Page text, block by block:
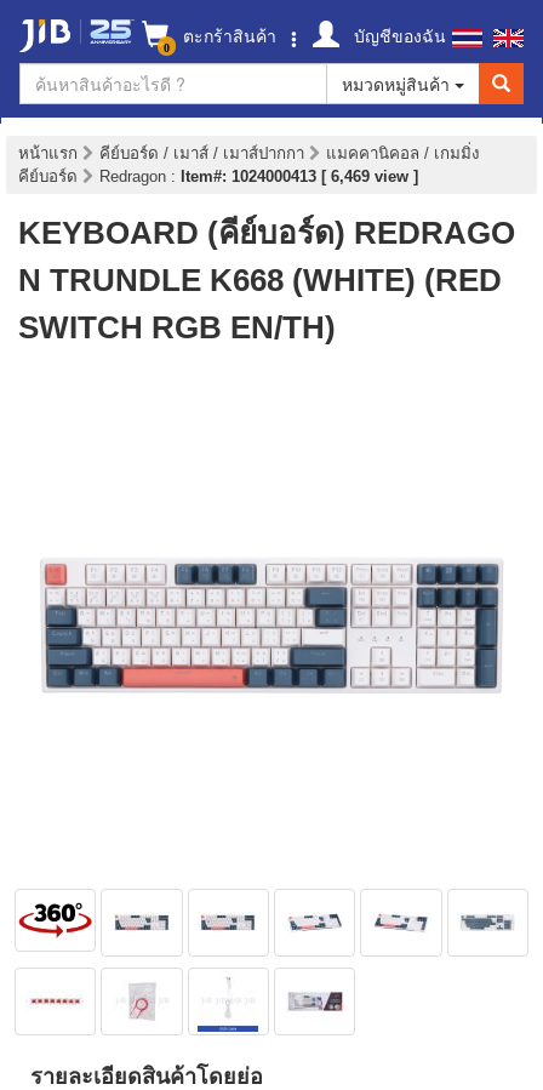
0 ตะกร้าสินค้า
บัญชีของฉัน
หมวดหมู่สินค้า
หน้าแรก คีย์บอร์ด / เมาส์ / เมาส์ปากกา
แมคคานิคอล / เกมมิ่ง
คีย์บอร์ด
Redragon : Item#: 1024000413 [ 6,469 view ]
KEYBOARD (คีย์บอร์ด) REDRAGO
N TRUNDLE K668 (WHITE) (RED
SWITCH RGB EN/TH)
รายละเอียดสินค้าโดยย่อ